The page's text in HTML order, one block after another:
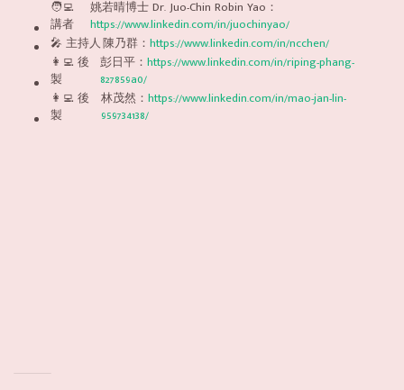
🧑‍💻
講者
姚若晴博士 Dr. Juo-Chin Robin Yao：
https://www.linkedin.com/in/juochinyao/
🎤 主持人陳乃群： https://www.linkedin.com/in/ncchen/
👩‍💻 後
製
彭日平： https://www.linkedin.com/in/riping-phang-
827859a0/
👩‍💻 後
製
林茂然： https://www.linkedin.com/in/mao-jan-lin-
959734138/